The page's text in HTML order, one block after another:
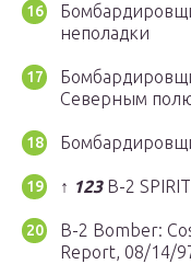
неполадки
Северным
↑ 123B-2
B-2 Bomber:
Report, 08/14/